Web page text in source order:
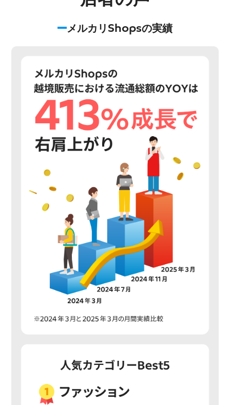
メルカリShopsの実績